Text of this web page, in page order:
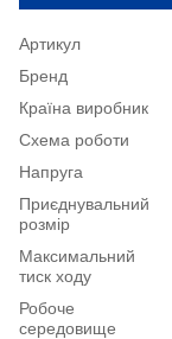
Артикул
Бренд
Країна виробник
Схема роботи
Напруга
Приєднувальний
розмір
Максимальний
тиск ходу
Робоче
середовище